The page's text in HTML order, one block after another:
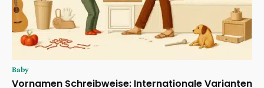
Baby
Vornamen Schreibweise: Internationale Varianten